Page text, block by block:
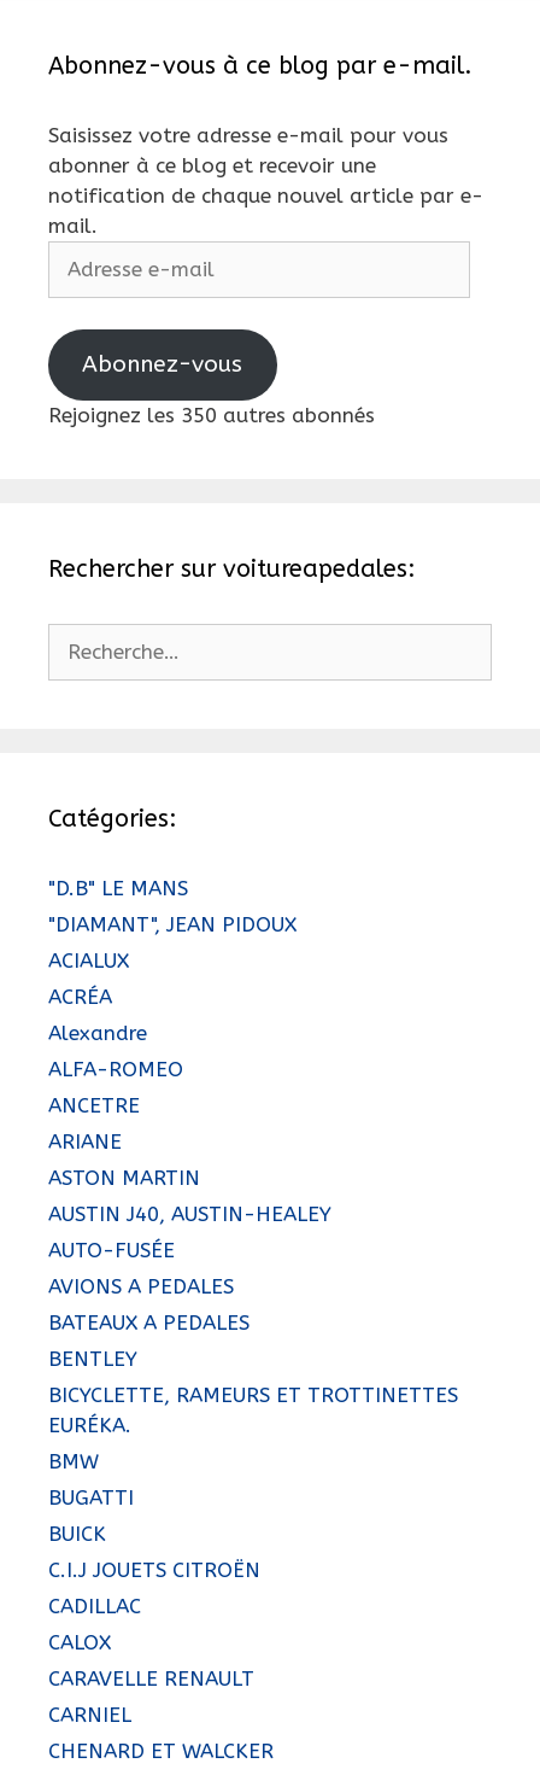
Abonnez-vous à ce blog par e-mail.
Saisissez votre adresse e-mail pour vous
abonner à ce blog et recevoir une
notification de chaque nouvel article par e-
mail.
Abonnez-vous
Rejoignez les 350 autres abonnés
Rechercher sur voitureapedales:
Catégories:
"D.B" LE MANS
"DIAMANT", JEAN PIDOUX
ACIALUX
ACRÉA
Alexandre
ALFA-ROMEO
ANCETRE
ARIANE
ASTON MARTIN
AUSTIN J40, AUSTIN-HEALEY
AUTO-FUSÉE
AVIONS A PEDALES
BATEAUX A PEDALES
BENTLEY
BICYCLETTE, RAMEURS ET TROTTINETTES
EURÉKA.
BMW
BUGATTI
BUICK
C.I.J JOUETS CITROËN
CADILLAC
CALOX
CARAVELLE RENAULT
CARNIEL
CHENARD ET WALCKER